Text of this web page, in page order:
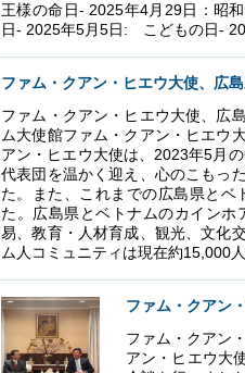
王様の命日- 2025年4月29日：昭
日- 2025年5月5日: こどもの日-
ファム・クアン・ヒエウ大使、広
ファム・クアン・ヒエウ大使、広
ム大使館ファム・クアン・ヒエウ
アン・ヒエウ大使は、2023年5月
代表団を温かく迎え、心のこもっ
た。また、これまでの広島県とベ
た。広島県とベトナムのカイン
易、教育・人材育成、観光、文化
ム人コミュニティは現在約15,000
ファム・クアン
ファム・クアン
アン・ヒエウ大